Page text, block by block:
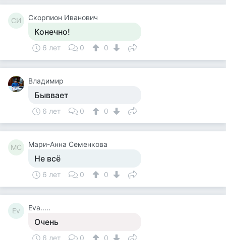
СИ Скорпион Иванович
Конечно!
6 лет 0 0
Владимир
Быввает
6 лет 0 0
МС Мари-Анна Семенкова
Не всё
6 лет 0 0
Ev Eva.....
Очень
6 лет 0 0